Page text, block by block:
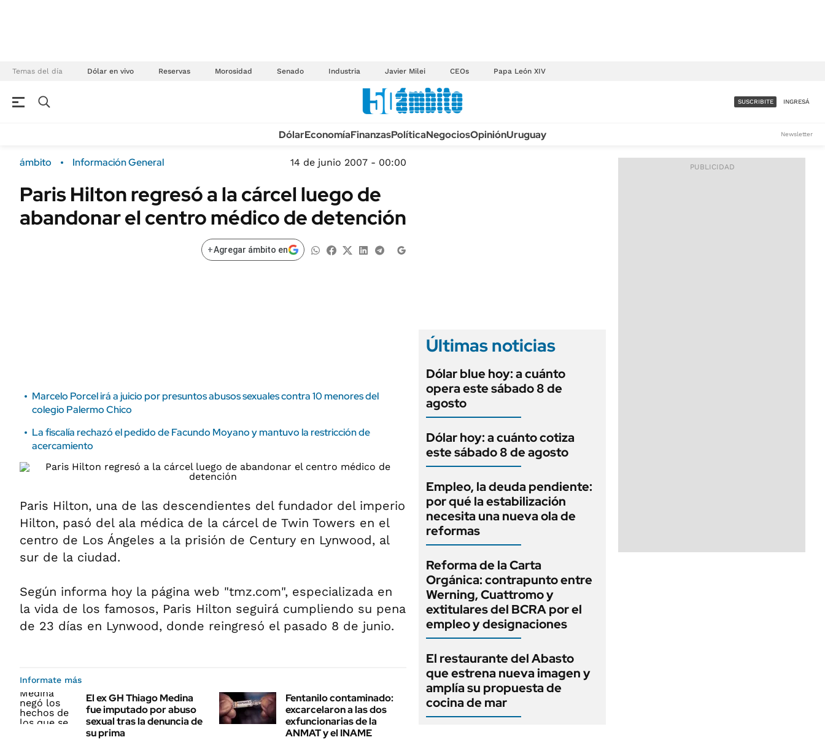
Temas del día Dólar en vivo Reservas Morosidad Senado Industria Javier Milei CEOs Papa León XIV
Campo
FINANZAS
Sustentabilidad
POLÍTICA
TECNOLOGÍA
MÉXICO
MUNDO
INFORMACIÓN GENERAL
ACCESO FULL - $1.800/MES
SUSCRIBITE INGRESÁ
DólarEconomíaFinanzasPolíticaNegociosOpiniónUruguay Newsletter
ámbito Información General 14 de junio 2007 - 00:00
Paris Hilton regresó a la cárcel luego de
abandonar el centro médico de detención
+Agregar ámbito en
Marcelo Porcel irá a juicio por presuntos abusos sexuales contra 10 menores del
colegio Palermo Chico
La fiscalía rechazó el pedido de Facundo Moyano y mantuvo la restricción de
acercamiento
Paris Hilton, una de las descendientes del fundador del imperio
Hilton, pasó del ala médica de la cárcel de Twin Towers en el
centro de Los Ángeles a la prisión de Century en Lynwood, al
sur de la ciudad.
Según informa hoy la página web "tmz.com", especializada en
la vida de los famosos, Paris Hilton seguirá cumpliendo su pena
de 23 días en Lynwood, donde reingresó el pasado 8 de junio.
Informate más
El ex GH Thiago Medina
fue imputado por abuso
sexual tras la denuncia de
su prima
Fentanilo contaminado:
excarcelaron a las dos
exfuncionarias de la
ANMAT y el INAME
Últimas noticias
Dólar blue hoy: a cuánto
opera este sábado 8 de
agosto
Dólar hoy: a cuánto cotiza
este sábado 8 de agosto
Empleo, la deuda pendiente:
por qué la estabilización
necesita una nueva ola de
reformas
Reforma de la Carta
Orgánica: contrapunto entre
Werning, Cuattromo y
extitulares del BCRA por el
empleo y designaciones
El restaurante del Abasto
que estrena nueva imagen y
amplía su propuesta de
cocina de mar